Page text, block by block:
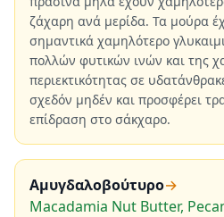
ζάχαρη ανά μερίδα. Τα μούρα
σημαντικά χαμηλότερο
πολλών φυτικών ινών και της
περιεκτικότητας σε
σχεδόν μηδέν και προσφέρει
επίδραση στο σάκχαρο.
Αμυγδαλοβούτυρο→
Macadamia Nut Butter,